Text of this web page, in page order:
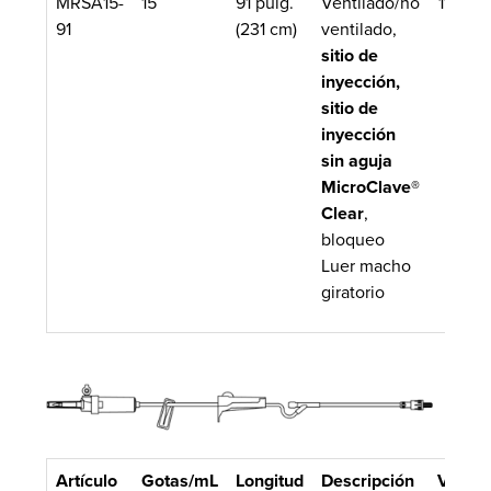
91
(231 cm)
ventilado,
sitio de
inyección,
sitio de
inyección
sin aguja
MicroClave®
Clear,
bloqueo
Luer macho
giratorio
Artículo Gotas/mL Longitud Descripción